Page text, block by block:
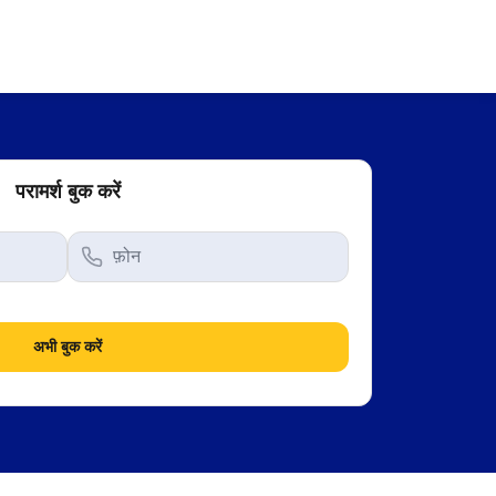
परामर्श बुक करें
अभी बुक करें